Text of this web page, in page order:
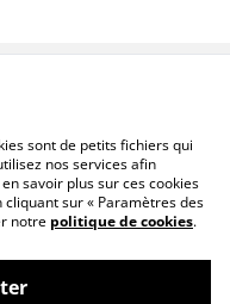
de cookies
sont de petits fichiers qui
nos services afin
savoir plus sur ces cookies
sur « Paramètres des
notre politique de cookies.